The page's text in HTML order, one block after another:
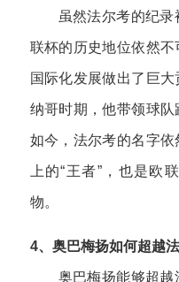
虽然法尔考的纪
联杯的历史地位依然
国际化发展做出了巨
纳哥时期，他带领球队
如今，法尔考的名字
上的“王者”，也是欧
物。
4、奥巴梅扬如何超越
奥巴梅扬能够超